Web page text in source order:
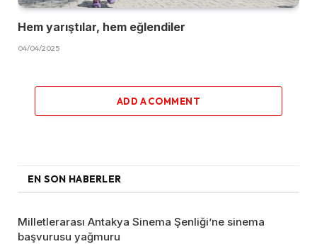
Hem yarıştılar, hem eğlendiler
04/04/2025
ADD A COMMENT
EN SON HABERLER
Milletlerarası Antakya Sinema Şenliği’ne sinema
başvurusu yağmuru